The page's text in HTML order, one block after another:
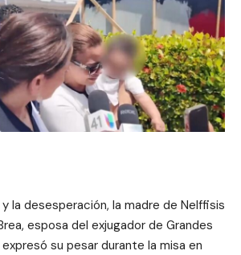
la desesperación, la madre de Nelffisis
esposa del exjugador de Grandes
su pesar durante la misa en